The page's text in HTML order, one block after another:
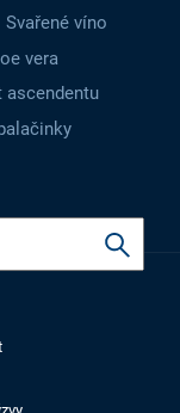
Svařené víno
vera
ascendentu